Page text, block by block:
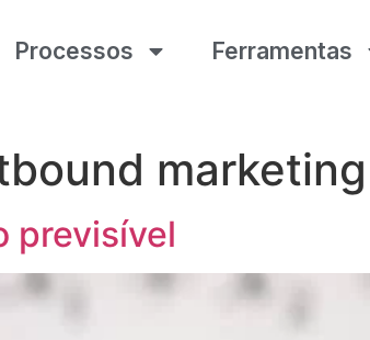
Processos Ferramentas
marketing
previsível